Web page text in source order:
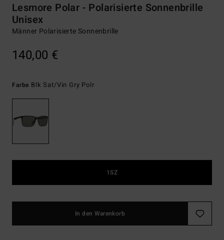
Lesmore Polar - Polarisierte Sonnenbrille
Unisex
Männer Polarisierte Sonnenbrille
140,00 €
Farbe Blk Sat/vin Gry Polr
1SZ
In den Warenkorb